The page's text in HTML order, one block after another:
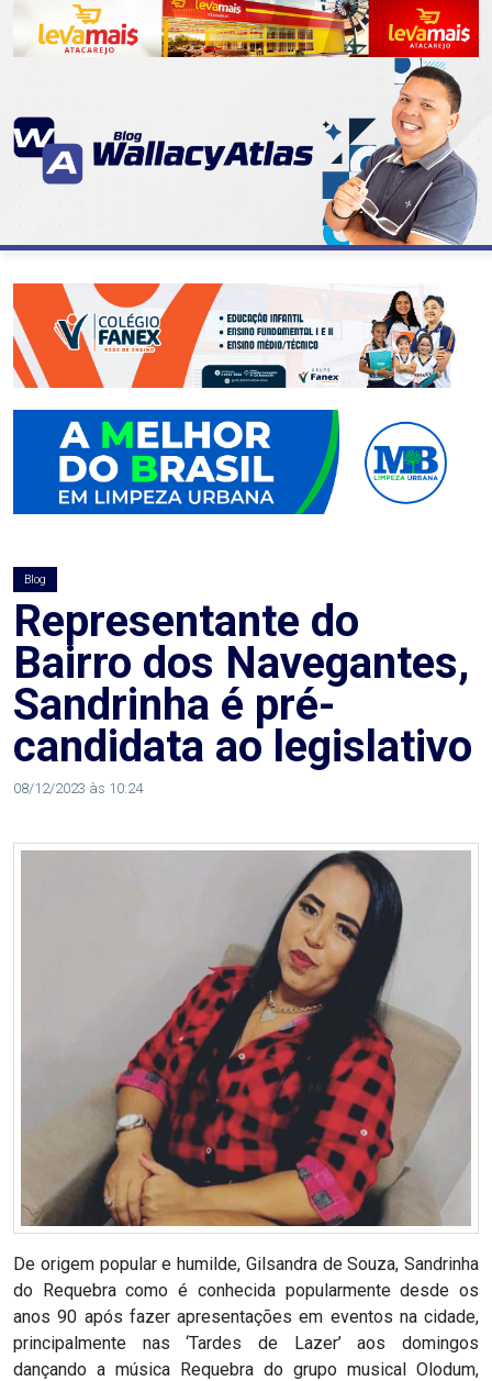
07
DE
ABASTECIMENTO
AÇÃO
SOCIAL
ADMINISTRAÇÃO
AGOSTO
ALEGRIA
ALRN
ANIVERSARIANTE
ARTICULAÇÃO
ASSEMBLEIA
E
VOCÊ
ASSEMBLEIA
LEGISLATIVA
DO
RN
Blog
Representante do
Bairro dos Navegantes,
Sandrinha é pré-
candidata ao legislativo
08/12/2023 às 10:24
De origem popular e humilde, Gilsandra de Souza, Sandrinha
do Requebra como é conhecida popularmente desde os
anos 90 após fazer apresentações em eventos na cidade,
principalmente nas ‘Tardes de Lazer’ aos domingos
dançando a música Requebra do grupo musical Olodum,